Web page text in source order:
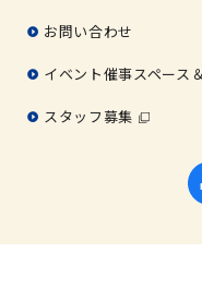
お問い合わせ
イベント催事スペース
スタッフ募集